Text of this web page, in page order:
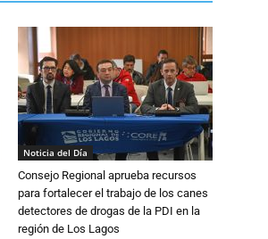
Noticia del Día
Consejo Regional aprueba recursos
para fortalecer el trabajo de los canes
detectores de drogas de la PDI en la
región de Los Lagos